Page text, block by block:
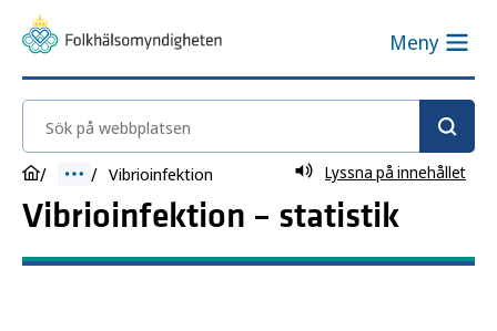
Meny
Sök på webbplatsen
Vibrioinfektion Lyssna på innehållet
Vibrioinfektion – statistik